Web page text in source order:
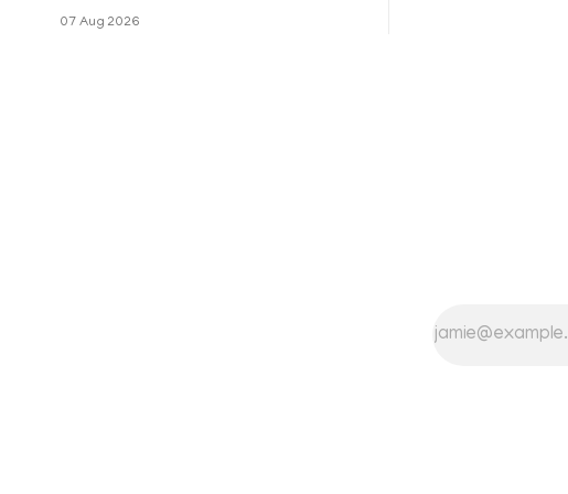
വരുമാനം പരിഗണിക്കാതെ എല്ലാ
07 Aug 2026